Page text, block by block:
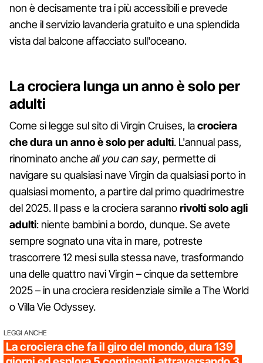
non è decisamente tra i più accessibili e prevede
anche il servizio lavanderia gratuito e una splendida
vista dal balcone affacciato sull'oceano.
La crociera lunga un anno è solo per
adulti
Come si legge sul sito di Virgin Cruises, lacrociera
che dura un anno è solo per adulti. L'annual pass,
rinominato ancheall you can say, permette di
navigare su qualsiasi nave Virgin da qualsiasi porto in
qualsiasi momento, a partire dal primo quadrimestre
del 2025. Il pass e la crociera sarannorivolti solo agli
adulti: niente bambini a bordo, dunque. Se avete
sempre sognato una vita in mare, potreste
trascorrere 12 mesi sulla stessa nave, trasformando
una delle quattro navi Virgin – cinque da settembre
2025 – in una crociera residenziale simile a The World
o Villa Vie Odyssey.
LEGGI ANCHE
La crociera che fa il giro del mondo, dura 139